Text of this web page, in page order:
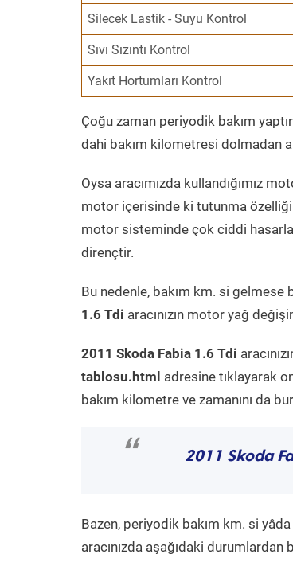
Silecek Lastik - Suyu Kontrol
Sıvı Sızıntı Kontrol
Yakıt Hortumları Kontrol
Çoğu zaman periyodik bakım
dahi bakım kilometresi dolmadan
Oysa aracımızda kullandığımız
motor içerisinde ki tutunma
motor sisteminde çok ciddi
dirençtir.
Bu nedenle, bakım km. si gelmese
1.6 Tdi aracınızın motor yağ
2011 Skoda Fabia 1.6 Tdi
tablosu.html adresine tıklayarak
bakım kilometre ve zamanını da
“ 2011 Skoda
Bazen, periyodik bakım km. si
aracınızda aşağıdaki durumlardan